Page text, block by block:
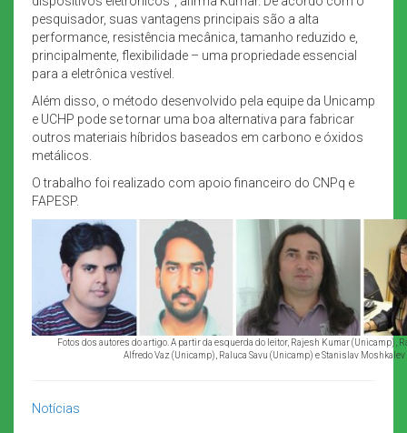
pesquisador, suas vantagens principais são a alta
performance, resistência mecânica, tamanho reduzido e,
principalmente, flexibilidade – uma propriedade essencial
para a eletrônica vestível.
Além disso, o método desenvolvido pela equipe da Unicamp
e UCHP pode se tornar uma boa alternativa para fabricar
outros materiais híbridos baseados em carbono e óxidos
metálicos.
O trabalho foi realizado com apoio financeiro do CNPq e
FAPESP.
Fotos dos autores do artigo. A partir da esquerda do leitor, Rajesh Kumar (Unicamp),
Alfredo Vaz (Unicamp), Raluca Savu (Unicamp) e Stanislav
Notícias